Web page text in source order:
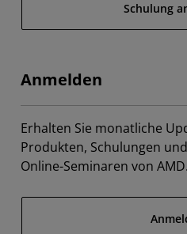
Schulung
Anmelden
Erhalten Sie monatliche
Produkten, Schulungen
Online-Seminaren von AMD.